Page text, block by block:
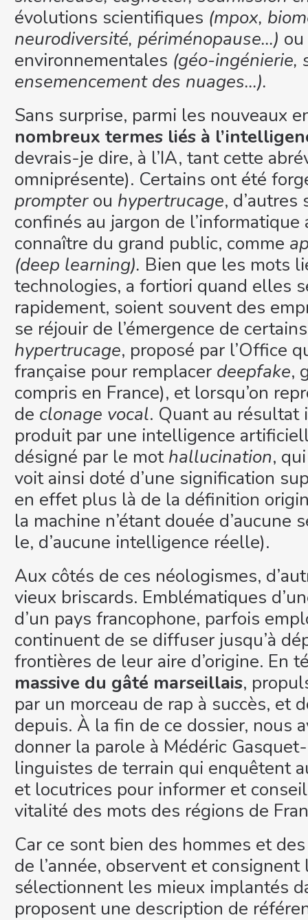
évolutions scientifiques (mpox,
neurodiversité, périménopause…)
environnementales (géo-ingénierie,
ensemencement des nuages…).
Sans surprise, parmi les nouveaux
nombreux termes liés à
devrais-je dire, à l’IA, tant cette
omniprésente). Certains ont été
prompter ou hypertrucage,
confinés au jargon de l’informatique
connaître du grand public, comme
(deep learning). Bien que les mots
technologies, a fortiori quand elles
rapidement, soient souvent des
se réjouir de l’émergence de
hypertrucage, proposé par l’Office
française pour remplacer deepfake,
compris en France), et lorsqu’on
de clonage vocal. Quant au résultat
produit par une intelligence
désigné par le mot hallucination,
voit ainsi doté d’une signification
en effet plus là de la définition
la machine n’étant douée
le, d’aucune intelligence réelle).
Aux côtés de ces néologismes,
vieux briscards. Emblématiques
d’un pays francophone, parfois
continuent de se diffuser jusqu’à
frontières de leur aire d’origine. En
massive du gâté marseillais,
par un morceau de rap à succès, et
depuis. À la fin de ce dossier, nous
donner la parole à Médéric
linguistes de terrain qui enquêtent
et locutrices pour informer et
vitalité des mots des régions de
Car ce sont bien des hommes et
de l’année, observent et
sélectionnent les mieux implantés
proposent une description de